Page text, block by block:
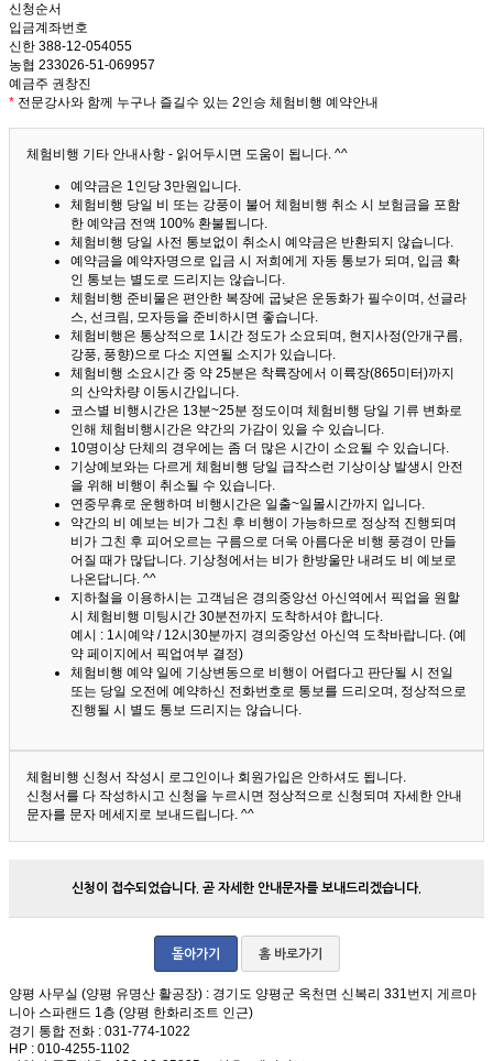
신청순서
입금계좌번호
신한 388-12-054055
농협 233026-51-069957
예금주 권창진
* 전문강사와 함께 누구나 즐길수 있는 2인승 체험비행 예약안내
체험비행 기타 안내사항 - 읽어두시면 도움이 됩니다. ^^
예약금은 1인당 3만원입니다.
체험비행 당일 비 또는 강풍이 불어 체험비행 취소 시 보험금을 포함
한 예약금 전액 100% 환불됩니다.
체험비행 당일 사전 통보없이 취소시 예약금은 반환되지 않습니다.
예약금을 예약자명으로 입금 시 저희에게 자동 통보가 되며, 입금 확
인 통보는 별도로 드리지는 않습니다.
체험비행 준비물은 편안한 복장에 굽낮은 운동화가 필수이며, 선글라
스, 선크림, 모자등을 준비하시면 좋습니다.
체험비행은 통상적으로 1시간 정도가 소요되며, 현지사정(안개구름,
강풍, 풍향)으로 다소 지연될 소지가 있습니다.
체험비행 소요시간 중 약 25분은 착륙장에서 이륙장(865미터)까지
의 산악차량 이동시간입니다.
코스별 비행시간은 13분~25분 정도이며 체험비행 당일 기류 변화로
인해 체험비행시간은 약간의 가감이 있을 수 있습니다.
10명이상 단체의 경우에는 좀 더 많은 시간이 소요될 수 있습니다.
기상예보와는 다르게 체험비행 당일 급작스런 기상이상 발생시 안전
을 위해 비행이 취소될 수 있습니다.
연중무휴로 운행하며 비행시간은 일출~일몰시간까지 입니다.
약간의 비 예보는 비가 그친 후 비행이 가능하므로 정상적 진행되며
비가 그친 후 피어오르는 구름으로 더욱 아름다운 비행 풍경이 만들
어질 때가 많답니다. 기상청에서는 비가 한방울만 내려도 비 예보로
나온답니다. ^^
지하철을 이용하시는 고객님은 경의중앙선 아신역에서 픽업을 원할
시 체험비행 미팅시간 30분전까지 도착하셔야 합니다.
예시 : 1시예약 / 12시30분까지 경의중앙선 아신역 도착바랍니다. (예
약 페이지에서 픽업여부 결정)
체험비행 예약 일에 기상변동으로 비행이 어렵다고 판단될 시 전일
또는 당일 오전에 예약하신 전화번호로 통보를 드리오며, 정상적으로
진행될 시 별도 통보 드리지는 않습니다.
체험비행 신청서 작성시 로그인이나 회원가입은 안하셔도 됩니다.
신청서를 다 작성하시고 신청을 누르시면 정상적으로 신청되며 자세한 안내
문자를 문자 메세지로 보내드립니다. ^^
신청이 접수되었습니다. 곧 자세한 안내문자를 보내드리겠습니다.
돌아가기 홈 바로가기
양평 사무실 (양평 유명산 활공장) : 경기도 양평군 옥천면 신복리 331번지 게르마
니아 스파랜드 1층 (양평 한화리조트 인근)
경기 통합 전화 : 031-774-1022
HP : 010-4255-1102